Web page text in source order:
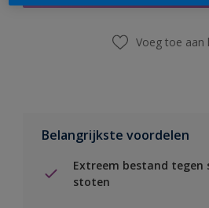
Voeg toe aan
Belangrijkste voordelen
Extreem bestand tegen
stoten